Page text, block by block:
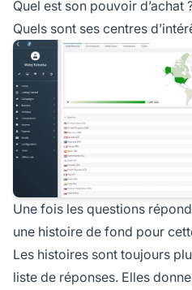
Quel est son pouvoir d’achat
Quels sont ses centres
Une fois les questions
une histoire de fond pour
Les histoires sont toujours
liste de réponses. Elles